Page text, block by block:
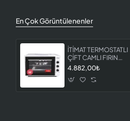
En Çok Görüntülenenler
İTİMAT TERMOSTATLI
ÇİFT CAMLI FIRIN
8060
4.882,00₺